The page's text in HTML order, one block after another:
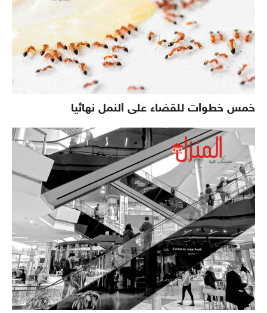
خمس خطوات للقضاء على النمل نهائيا